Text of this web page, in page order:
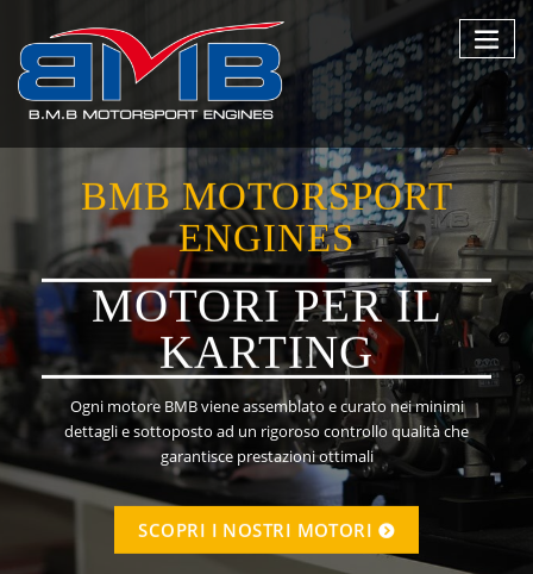
content
BMB MOTORSPORT
ENGINES
MOTORI PER IL
KARTING
Ogni motore BMB viene assemblato e curato nei minimi
dettagli e sottoposto ad un rigoroso controllo qualità che
garantisce prestazioni ottimali
SCOPRI I NOSTRI MOTORI